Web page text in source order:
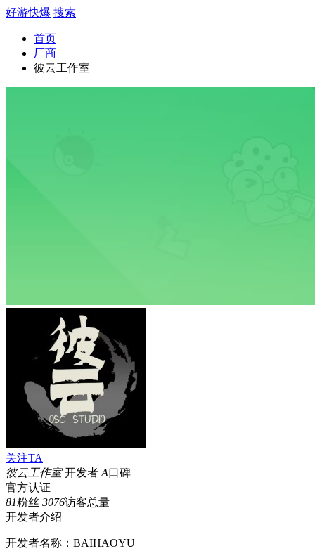
好游快爆 搜索
首页
厂商
彼云工作室
关注TA
彼云工作室 开发者 A口碑
官方认证
81粉丝 3076访客总量
开发者介绍
开发者名称：BAIHAOYU